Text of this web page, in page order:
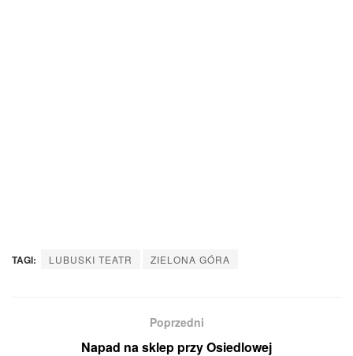
TAGI: LUBUSKI TEATR ZIELONA GÓRA
Poprzedni
Napad na sklep przy Osiedlowej